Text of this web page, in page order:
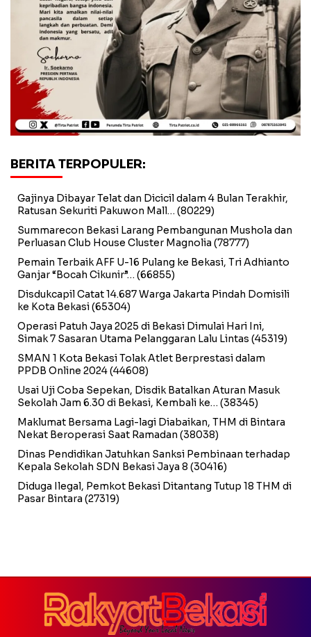
BERITA TERPOPULER:
Gajinya Dibayar Telat dan Dicicil dalam 4 Bulan Terakhir,
Ratusan Sekuriti Pakuwon Mall… (80229)
Summarecon Bekasi Larang Pembangunan Mushola dan
Perluasan Club House Cluster Magnolia (78777)
Pemain Terbaik AFF U-16 Pulang ke Bekasi, Tri Adhianto
Ganjar “Bocah Cikunir”… (66855)
Disdukcapil Catat 14.687 Warga Jakarta Pindah Domisili
ke Kota Bekasi(65304)
Operasi Patuh Jaya 2025 di Bekasi Dimulai Hari Ini,
Simak 7 Sasaran Utama Pelanggaran Lalu Lintas (45319)
SMAN 1 Kota Bekasi Tolak Atlet Berprestasi dalam
PPDB Online 2024(44608)
Usai Uji Coba Sepekan, Disdik Batalkan Aturan Masuk
Sekolah Jam 6.30 di Bekasi, Kembali ke… (38345)
Maklumat Bersama Lagi-lagi Diabaikan, THM di Bintara
Nekat Beroperasi Saat Ramadan (38038)
Dinas Pendidikan Jatuhkan Sanksi Pembinaan terhadap
Kepala Sekolah SDN Bekasi Jaya 8 (30416)
Diduga Ilegal, Pemkot Bekasi Ditantang Tutup 18 THM di
Pasar Bintara (27319)